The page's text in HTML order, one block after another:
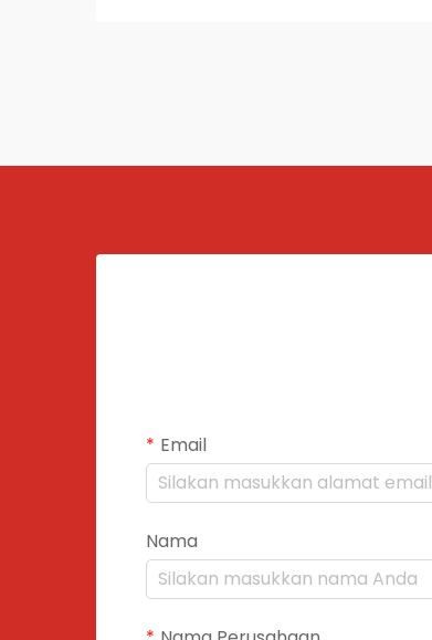
Email
Nama